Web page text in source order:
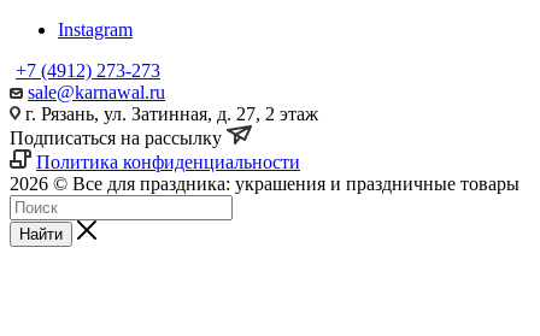
Instagram
+7 (4912) 273-273
sale@karnawal.ru
г. Рязань, ул. Затинная, д. 27, 2 этаж
Подписаться на рассылку
Политика конфиденциальности
2026 © Все для праздника: украшения и праздничные товары
Найти